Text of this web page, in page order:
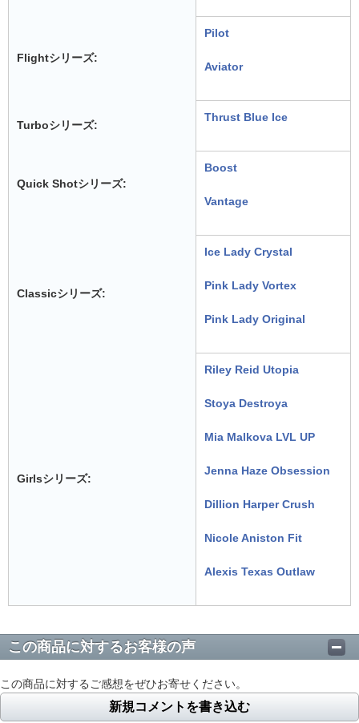
Flightシリーズ:
Pilot
Aviator
Turboシリーズ:
Thrust Blue Ice
Quick Shotシリーズ:
Boost
Vantage
Classicシリーズ:
Ice Lady Crystal
Pink Lady Vortex
Pink Lady Original
Girlsシリーズ:
Riley Reid Utopia
Stoya Destroya
Mia Malkova LVL UP
Jenna Haze Obsession
Dillion Harper Crush
Nicole Aniston Fit
Alexis Texas Outlaw
この商品に対するお客様の声
この商品に対するご感想をぜひお寄せください。
新規コメントを書き込む